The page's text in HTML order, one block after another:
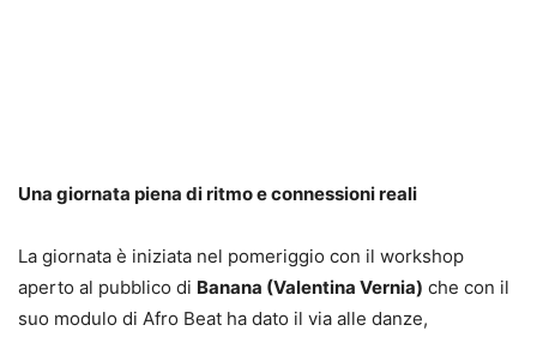
Una giornata piena di ritmo e connessioni reali
La giornata è iniziata nel pomeriggio con il workshop
aperto al pubblico di Banana (Valentina Vernia) che con il
suo modulo di Afro Beat ha dato il via alle danze,